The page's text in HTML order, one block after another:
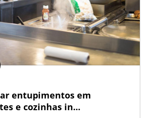
entupimentos em
e cozinhas in...